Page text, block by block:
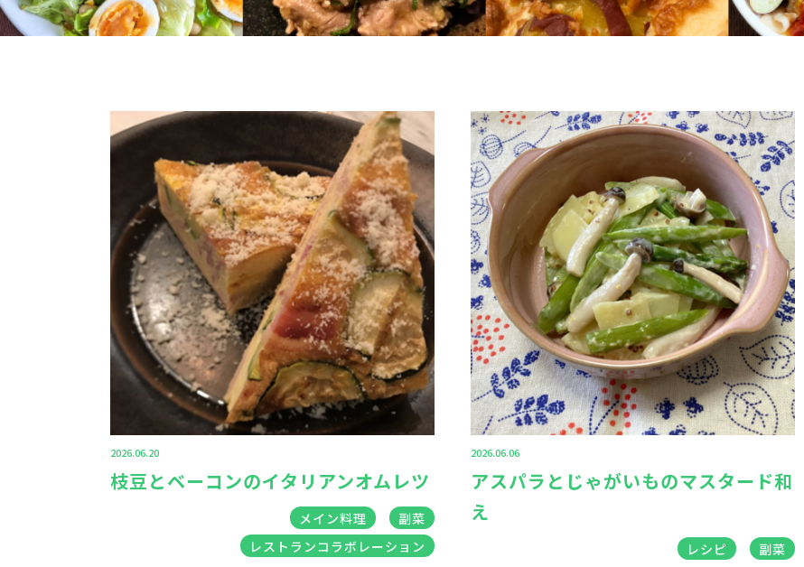
2026.06.20
枝豆とベーコンのイタリアンオムレツ
メイン料理
副菜
レストランコラボレーション
2026.06.06
アスパラとじゃがいものマスタード和
え
レシピ 副菜